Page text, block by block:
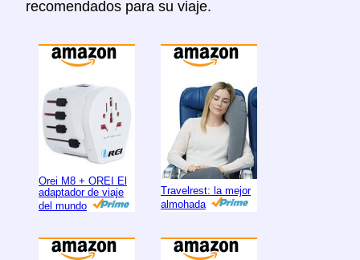
recomendados para su viaje.
Orei M8 + OREI El
adaptador de viaje
del mundo
Travelrest: la mejor
almohada